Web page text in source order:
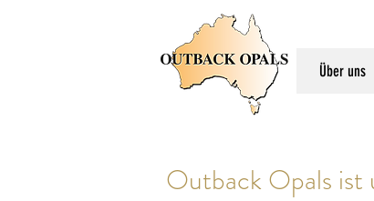
Über uns
Outback Opals ist